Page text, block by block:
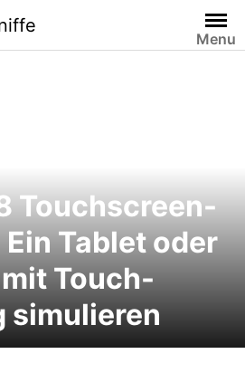
Menu
Touchscreen-
Tablet oder
Touch-
simulieren